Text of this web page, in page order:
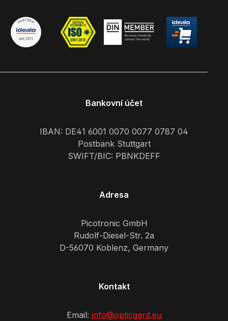
Bankovní účet
IBAN: DE41 6001 0070 0077 0787 04
Postbank Stuttgart
SWIFT/BIC: PBNKDEFF
Adresa
Picotronic GmbH
Rudolf-Diesel-Str. 2a
D-56070 Koblenz, Germany
Kontakt
Email: info@opticgard.eu